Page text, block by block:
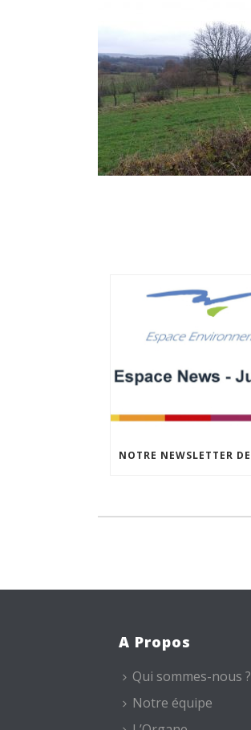
A Propos
Qui sommes-nous ?
Notre équipe